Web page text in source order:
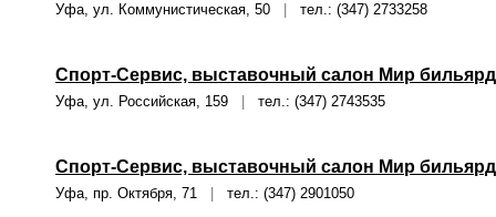
Уфа, ул. Коммунистическая, 50 тел.: (347) 2733258
Спорт-Сервис, выставочный салон Мир
Уфа, ул. Российская, 159 тел.: (347) 2743535
Спорт-Сервис, выставочный салон Мир
Уфа, пр. Октября, 71 тел.: (347) 2901050